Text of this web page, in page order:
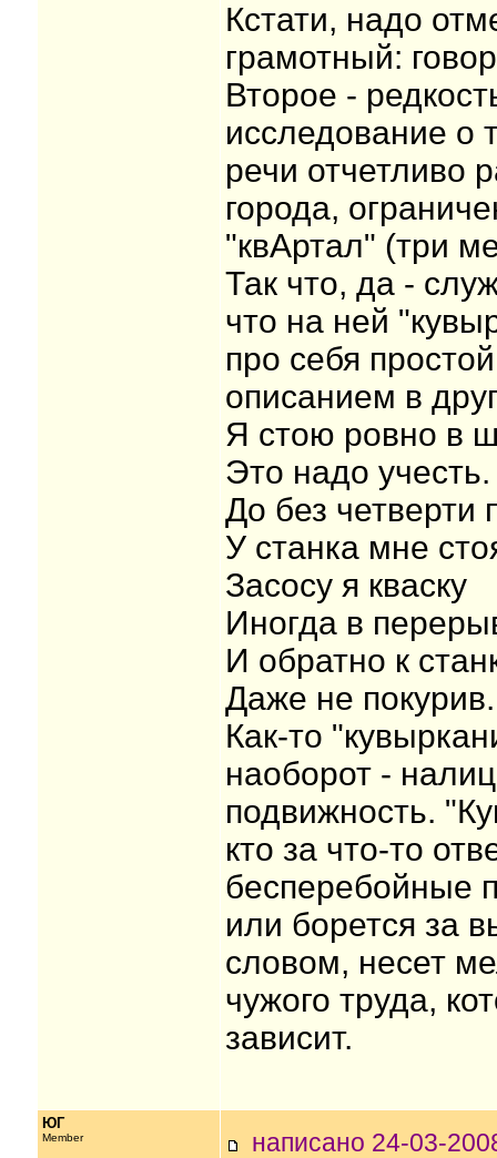
Кстати, надо
грамотный:
Второе -
исследование о
речи отчетливо
города,
"квАртал" (три
Так что, да -
что на ней
про себя
описанием в
Я стою ровно в
Это надо учесть.
До без четверти
У станка мне
Засосу я кваску
Иногда в
И обратно к
Даже не покурив.
Как-то
наоборот -
подвижность.
кто за что-то
бесперебойные
или борется за
словом, несет
чужого труда,
зависит.
ЮГ
Member написано 24-03-